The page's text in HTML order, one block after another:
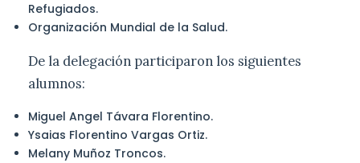
Refugiados.
Organización Mundial de la Salud.
De la delegación participaron los siguientes
alumnos:
Miguel Angel Távara Florentino.
Ysaias Florentino Vargas Ortiz.
Melany Muñoz Troncos.